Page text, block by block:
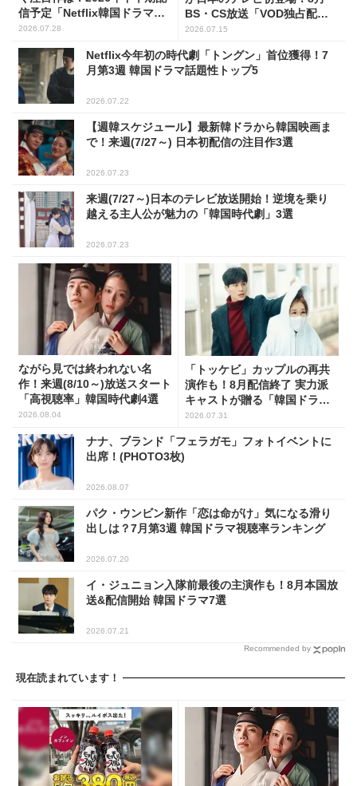
信予定「Netflix韓国ドラマ」8
選
2026.07.28
BS・CS放送「VOD独占配
信」韓ドラ11選
2026.07.15
Netflix今年初の時代劇「トングン」首位獲得！7
月第3週 韓国ドラマ話題性トップ5
2026.07.22
【週韓スケジュール】最新韓ドラから韓国映画ま
で！来週(7/27～) 日本初配信の注目作3選
2026.07.23
来週(7/27～)日本のテレビ放送開始！逆境を乗り
越える主人公が魅力の「韓国時代劇」3選
2026.07.23
ながら見では終われない名
作！来週(8/10～)放送スタート
「高視聴率」韓国時代劇4選
2026.08.04
「トッケビ」カップルの再共
演作も！8月配信終了 実力派
キャストが贈る「韓国ドラ
マ」5選
2026.07.31
ナナ、ブランド「フェラガモ」フォトイベントに
出席！(PHOTO3枚)
2026.08.07
パク・ウンビン新作「恋は命がけ」気になる滑り
出しは？7月第3週 韓国ドラマ視聴率ランキング
2026.07.20
イ・ジュニョン入隊前最後の主演作も！8月本国放
送&配信開始 韓国ドラマ7選
2026.07.21
Recommended by
現在読まれています！